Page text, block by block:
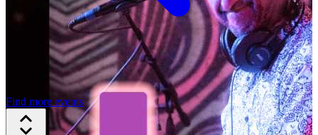
Find more events